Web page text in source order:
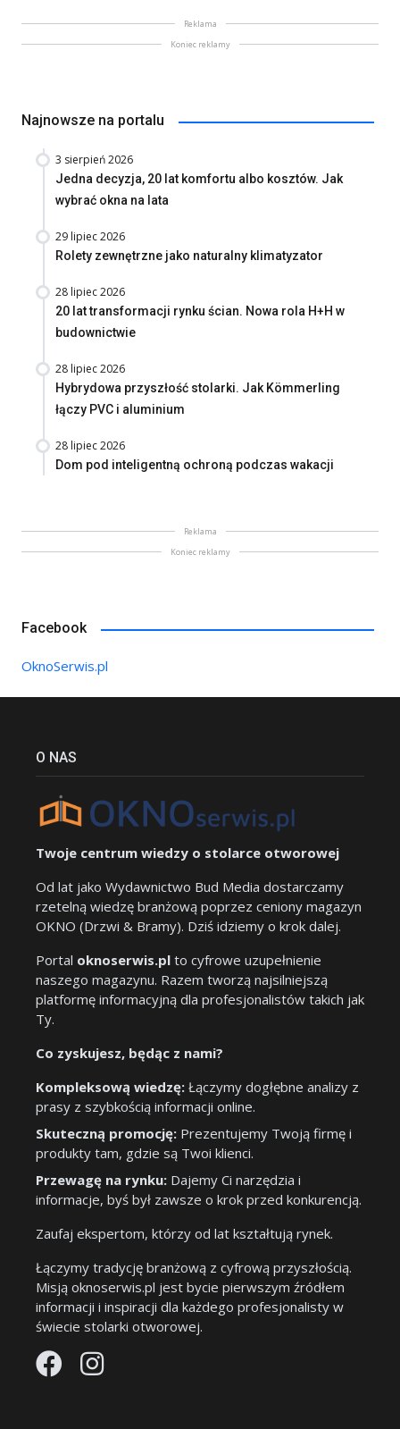
Reklama
Koniec reklamy
Najnowsze na portalu
3 sierpień 2026
Jedna decyzja, 20 lat komfortu albo kosztów. Jak
wybrać okna na lata
29 lipiec 2026
Rolety zewnętrzne jako naturalny klimatyzator
28 lipiec 2026
20 lat transformacji rynku ścian. Nowa rola H+H w
budownictwie
28 lipiec 2026
Hybrydowa przyszłość stolarki. Jak Kömmerling
łączy PVC i aluminium
28 lipiec 2026
Dom pod inteligentną ochroną podczas wakacji
Reklama
Koniec reklamy
Facebook
OknoSerwis.pl
O NAS
Twoje centrum wiedzy o stolarce otworowej
Od lat jako Wydawnictwo Bud Media dostarczamy
rzetelną wiedzę branżową poprzez ceniony magazyn
OKNO (Drzwi & Bramy). Dziś idziemy o krok dalej.
Portal oknoserwis.pl to cyfrowe uzupełnienie
naszego magazynu. Razem tworzą najsilniejszą
platformę informacyjną dla profesjonalistów takich jak
Ty.
Co zyskujesz, będąc z nami?
Kompleksową wiedzę: Łączymy dogłębne analizy z
prasy z szybkością informacji online.
Skuteczną promocję: Prezentujemy Twoją firmę i
produkty tam, gdzie są Twoi klienci.
Przewagę na rynku: Dajemy Ci narzędzia i
informacje, byś był zawsze o krok przed konkurencją.
Zaufaj ekspertom, którzy od lat kształtują rynek.
Łączymy tradycję branżową z cyfrową przyszłością.
Misją oknoserwis.pl jest bycie pierwszym źródłem
informacji i inspiracji dla każdego profesjonalisty w
świecie stolarki otworowej.